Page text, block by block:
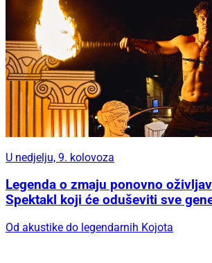
U nedjelju, 9. kolovoza
Legenda o zmaju ponovno
Spektakl koji će oduševiti sve
Od akustike do legendarnih Kojota